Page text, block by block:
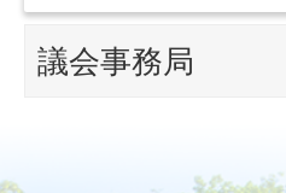
議会事務局